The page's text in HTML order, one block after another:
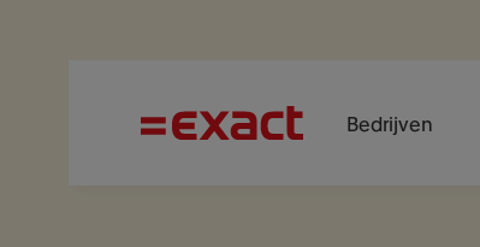
Bedrijven